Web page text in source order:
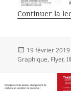
Continuer la
Publié
le
19 février 2019
Graphique, Flyer,